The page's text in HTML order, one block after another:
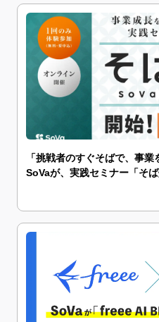
「挑戦者のすぐそばで、事業
SoVaが、実践セミナー「そ